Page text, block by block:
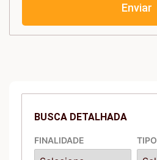
Enviar
BUSCA DETALHADA
FINALIDADE TIPO